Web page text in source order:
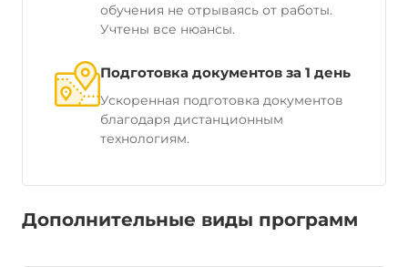
обучения не отрываясь от работы.
Учтены все нюансы.
Подготовка документов за 1 день
Ускоренная подготовка документов
благодаря дистанционным
технологиям.
Дополнительные виды программ